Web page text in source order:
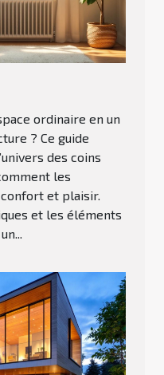
ordinaire en un
? Ce guide
des coins
les
et plaisir.
et les éléments